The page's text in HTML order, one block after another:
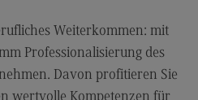
Weiterkommen: mit
Professionalisierung des
Davon profitieren Sie